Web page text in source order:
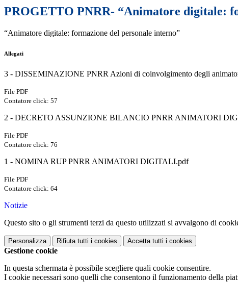
PROGETTO PNRR- “Animatore digitale:
“Animatore digitale: formazione del personale interno”
Allegati
3 - DISSEMINAZIONE PNRR Azioni di coinvolgimento degli
File PDF
Contatore click: 57
2 - DECRETO ASSUNZIONE BILANCIO PNRR ANIMATORI
File PDF
Contatore click: 76
1 - NOMINA RUP PNRR ANIMATORI DIGITALI.pdf
File PDF
Contatore click: 64
Notizie
Questo sito o gli strumenti terzi da questo utilizzati si avvalgono di
Personalizza Rifiuta tutti i cookies Accetta tutti i cookies
Gestione cookie
In questa schermata è possibile scegliere quali cookie consentire.
I cookie necessari sono quelli che consentono il funzionamento della